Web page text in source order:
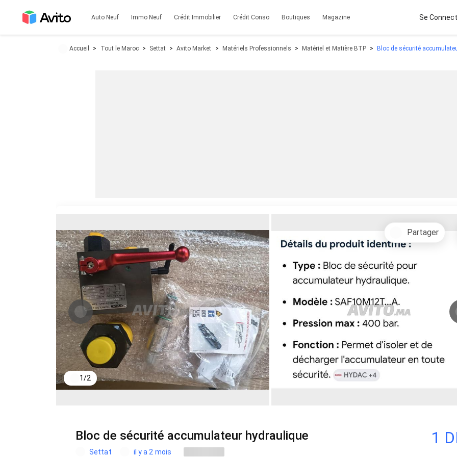
Auto Neuf Immo Neuf Crédit Immobilier Crédit Conso Boutiques Magazine Se
Accueil Tout le Maroc Settat Avito Market Matériels Professionnels Matériel et Matière BTP Bloc de sécurité
1/2
Partager
Bloc de sécurité accumulateur hydraulique
Settat il y a 2 mois
1